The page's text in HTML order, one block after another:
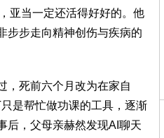
亚当一定还活得好好的。他
步步走向精神创伤与疾病的
死前六个月改为在家自
是帮忙做功课的工具，逐渐
后，父母亲赫然发现AI聊天